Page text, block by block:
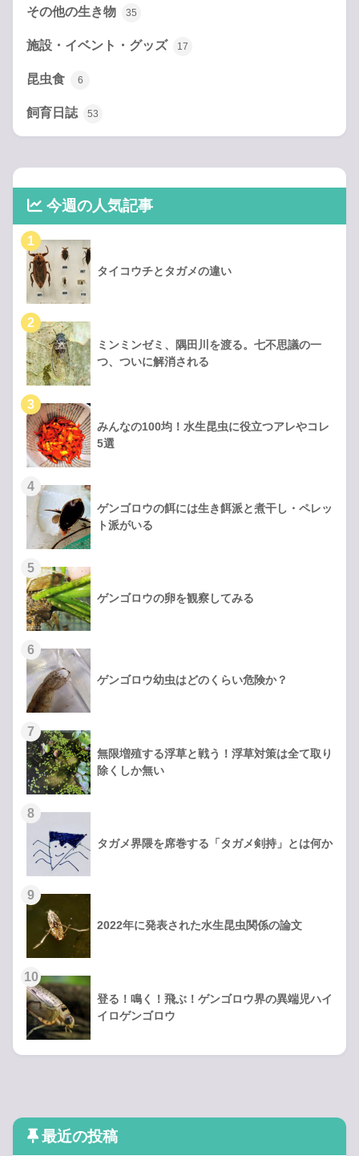
その他の生き物 35
施設・イベント・グッズ 17
昆虫食 6
飼育日誌 53
今週の人気記事
タイコウチとタガメの違い
ミンミンゼミ、隅田川を渡る。七不思議の一
つ、ついに解消される
みんなの100均！水生昆虫に役立つアレやコレ
5選
ゲンゴロウの餌には生き餌派と煮干し・ペレッ
ト派がいる
ゲンゴロウの卵を観察してみる
ゲンゴロウ幼虫はどのくらい危険か？
無限増殖する浮草と戦う！浮草対策は全て取り
除くしか無い
タガメ界隈を席巻する「タガメ剣持」とは何か
2022年に発表された水生昆虫関係の論文
登る！鳴く！飛ぶ！ゲンゴロウ界の異端児ハイ
イロゲンゴロウ
最近の投稿